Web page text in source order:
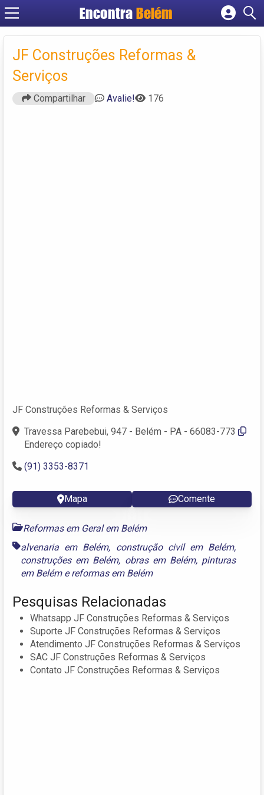
EncontraBelém
Cadastrar empresa
Fazer login
Criar conta
JF Construções Reformas &
Serviços
Compartilhar Avalie! 176
JF Construções Reformas & Serviços
Travessa Parebebui, 947 - Belém - PA - 66083-773
Endereço copiado!
(91) 3353-8371
Mapa Comente
Reformas em Geral em Belém
alvenaria em Belém, construção civil em Belém,
construções em Belém, obras em Belém, pinturas
em Belémereformas em Belém
Pesquisas Relacionadas
Whatsapp JF Construções Reformas & Serviços
Suporte JF Construções Reformas & Serviços
Atendimento JF Construções Reformas & Serviços
SAC JF Construções Reformas & Serviços
Contato JF Construções Reformas & Serviços